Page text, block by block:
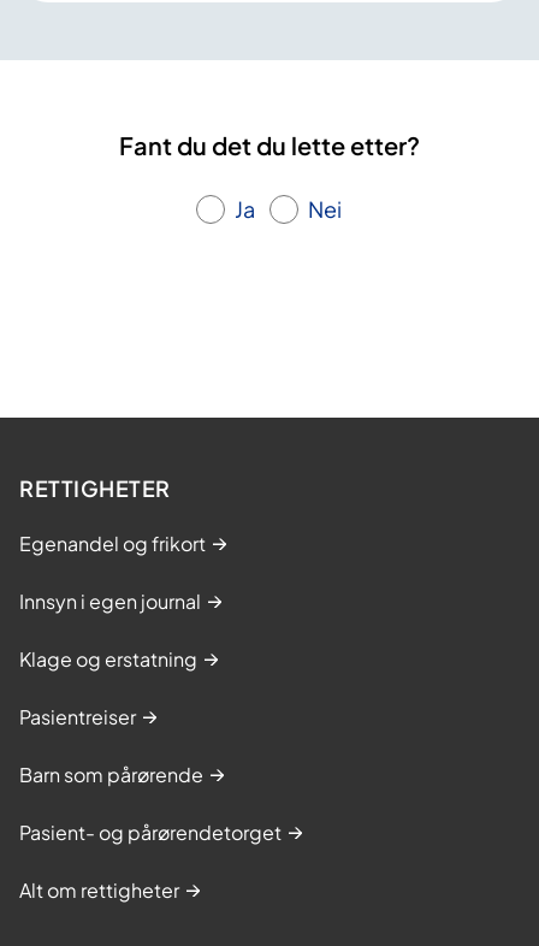
Fant du det du lette etter?
Ja Nei
RETTIGHETER
Egenandel og frikort
Innsyn i egen journal
Klage og erstatning
Pasientreiser
Barn som pårørende
Pasient- og pårørendetorget
Alt om rettigheter